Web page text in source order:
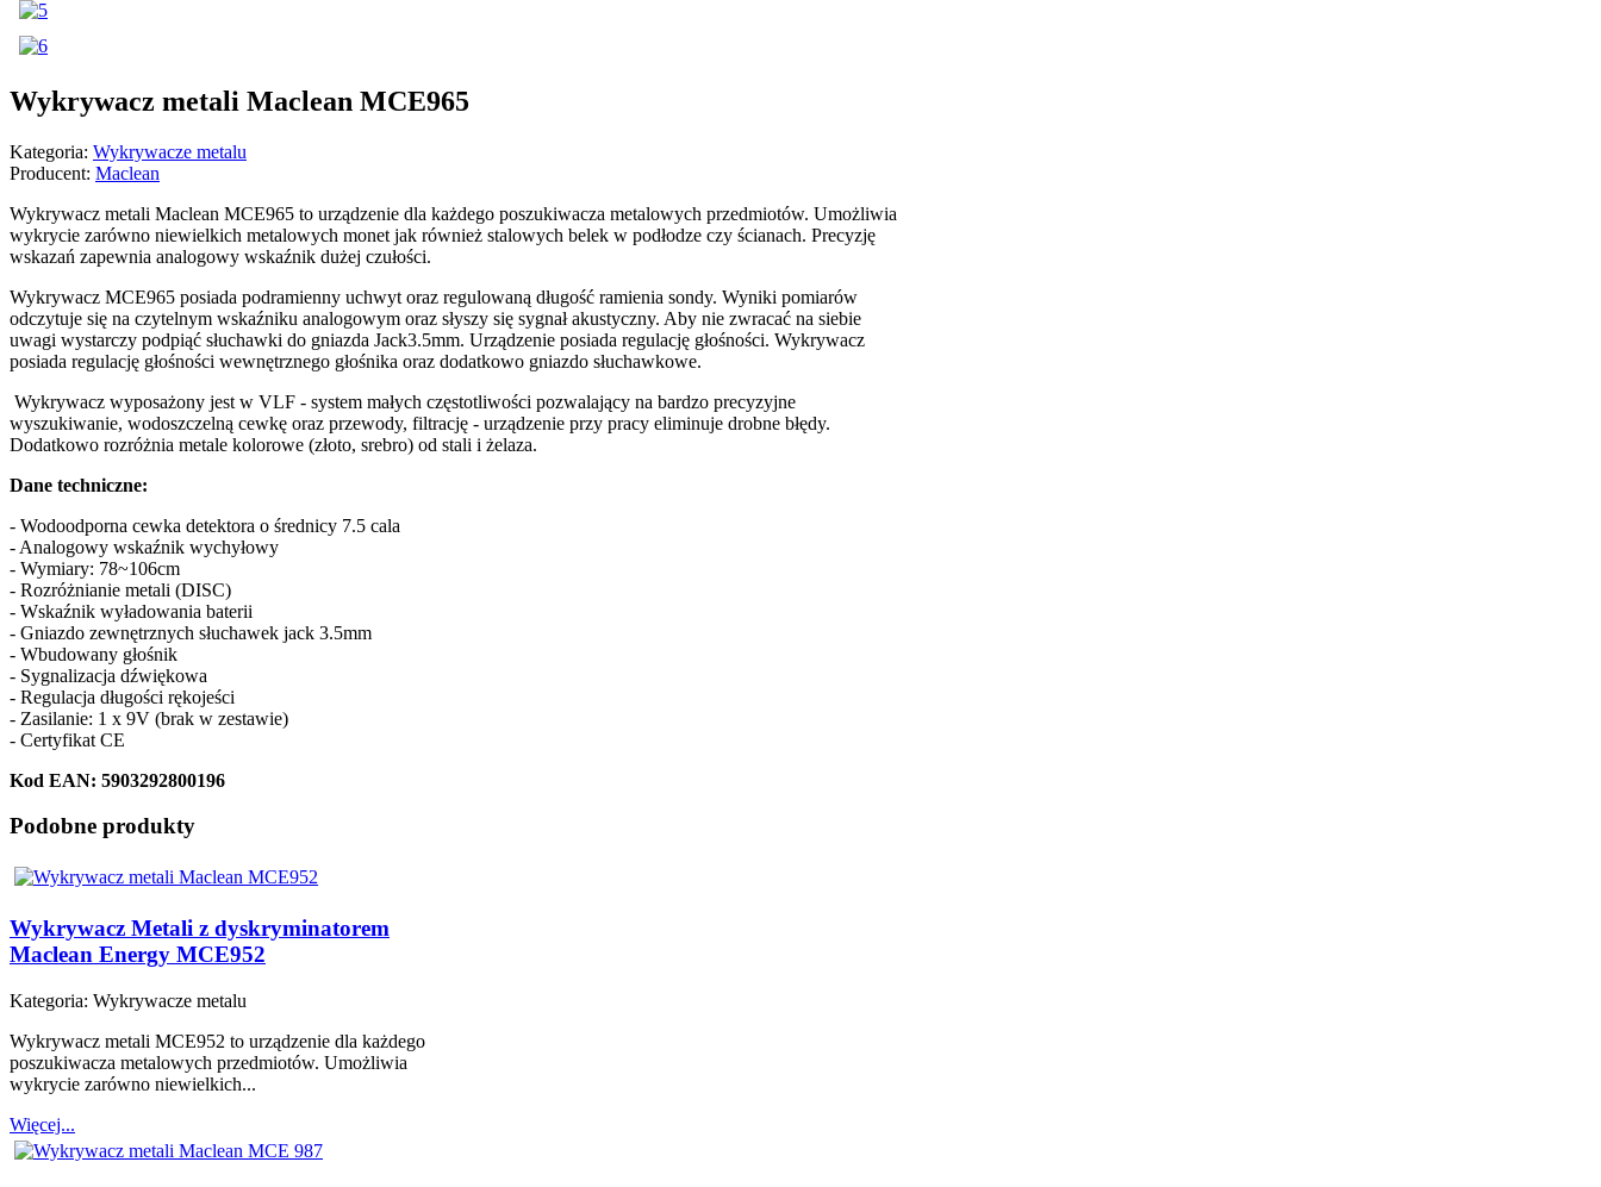
Wykrywacz metali Maclean MCE965
Kategoria: Wykrywacze metalu
Producent: Maclean
Wykrywacz metali Maclean MCE965 to urządzenie dla każdego poszukiwacza metalowych przedmiotów. Umożliwia
wykrycie zarówno niewielkich metalowych monet jak również stalowych belek w podłodze czy ścianach. Precyzję
wskazań zapewnia analogowy wskaźnik dużej czułości.
Wykrywacz MCE965 posiada podramienny uchwyt oraz regulowaną długość ramienia sondy. Wyniki pomiarów
odczytuje się na czytelnym wskaźniku analogowym oraz słyszy się sygnał akustyczny. Aby nie zwracać na siebie
uwagi wystarczy podpiąć słuchawki do gniazda Jack3.5mm. Urządzenie posiada regulację głośności. Wykrywacz
posiada regulację głośności wewnętrznego głośnika oraz dodatkowo gniazdo słuchawkowe.
Wykrywacz wyposażony jest w VLF - system małych częstotliwości pozwalający na bardzo precyzyjne
wyszukiwanie, wodoszczelną cewkę oraz przewody, filtrację - urządzenie przy pracy eliminuje drobne błędy.
Dodatkowo rozróżnia metale kolorowe (złoto, srebro) od stali i żelaza.
Dane techniczne:
- Wodoodporna cewka detektora o średnicy 7.5 cala
- Analogowy wskaźnik wychyłowy
- Wymiary: 78~106cm
- Rozróżnianie metali (DISC)
- Wskaźnik wyładowania baterii
- Gniazdo zewnętrznych słuchawek jack 3.5mm
- Wbudowany głośnik
- Sygnalizacja dźwiękowa
- Regulacja długości rękojeści
- Zasilanie: 1 x 9V (brak w zestawie)
- Certyfikat CE
Kod EAN: 5903292800196
Podobne produkty
Wykrywacz Metali z dyskryminatorem
Maclean Energy MCE952
Kategoria: Wykrywacze metalu
Wykrywacz metali MCE952 to urządzenie dla każdego
poszukiwacza metalowych przedmiotów. Umożliwia
wykrycie zarówno niewielkich...
Więcej...